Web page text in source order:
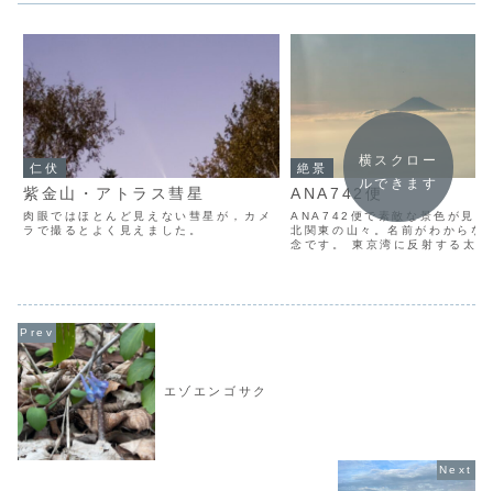
仁伏
紫金山・アトラス彗星
肉眼ではほとんど見えない彗星が，カメ
ラで撮るとよく見えました。
絶景
ANA742便
ANA742便で素敵な景色が見え
北関東の山々。名前がわからな
念です。 東京湾に反射する太陽
横スクロー
ルできます
エゾエンゴサク